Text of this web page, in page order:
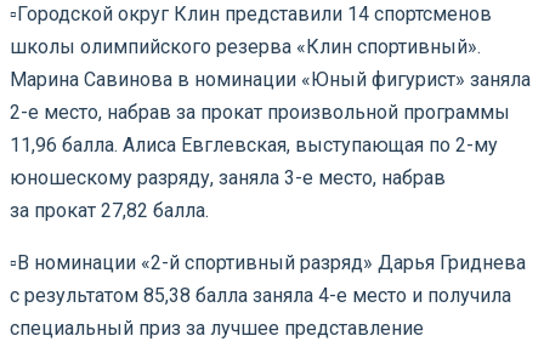
▫️Городской округ Клин представили 14 спортсменов
школы олимпийского резерва «Клин спортивный».
Марина Савинова в номинации «Юный фигурист» заняла
2-е место, набрав за прокат произвольной программы
11,96 балла. Алиса Евглевская, выступающая по 2-му
юношескому разряду, заняла 3-е место, набрав
за прокат 27,82 балла.
▫️В номинации «2-й спортивный разряд» Дарья Гриднева
с результатом 85,38 балла заняла 4-е место и получила
специальный приз за лучшее представление